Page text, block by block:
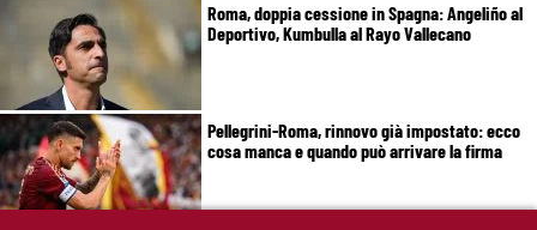
Roma, doppia cessione in Spagna: Angeliño al
Deportivo, Kumbulla al Rayo Vallecano
Pellegrini-Roma, rinnovo già impostato: ecco
cosa manca e quando può arrivare la firma